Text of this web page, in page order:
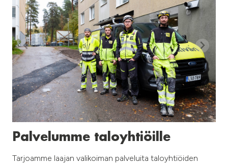
Palvelumme taloyhtiöille
Tarjoamme laajan valikoiman palveluita taloyhtiöiden